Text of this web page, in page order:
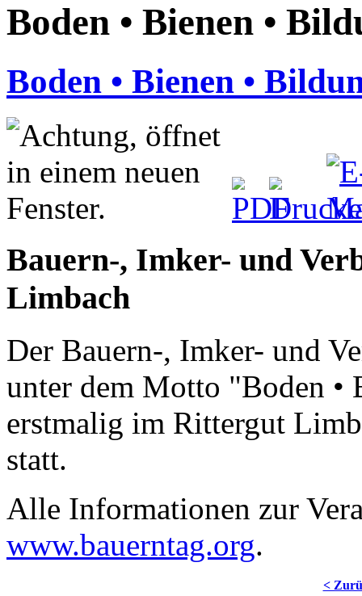
Boden • Bienen •
Boden • Bienen •
Bauern-, Imker- und
Limbach
Der Bauern-, Imker- und
unter dem Motto "Boden •
erstmalig im Rittergut
statt.
Alle Informationen zur
www.bauerntag.org.
<